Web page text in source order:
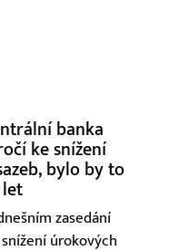
banka
ke snížení
bylo by to
let
zasedání
úrokových